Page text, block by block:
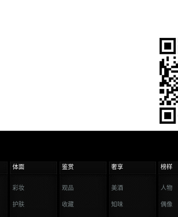
体面 鉴赏 奢享 榜样
彩妆
护肤
观品
收藏
美酒
知味
人物
偶像